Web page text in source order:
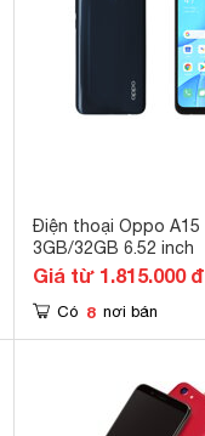
Điện thoại Oppo A15
3GB/32GB 6.52 inch
Giá từ 1.815.000 đ
Có 8 nơi bán